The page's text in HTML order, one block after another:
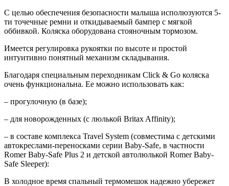
С целью обеспечения безопасности малыша исполюзуются 5-
ти точечные ремни и откидываемый бампер с мягкой
оббивкой. Коляска оборудована стояночным тормозом.
Имеется регулировка рукоятки по высоте и простой
интуитивно понятный механизм складывания.
Благодаря специальным переходникам Click & Go коляска
очень функциональна. Ее можно использовать как:
– прогулочную (в базе);
– для новорожденных (с люлькой Britax Affinity);
– в составе комплекса Travel System (совместима с детскими
автокреслами-переносками серии Baby-Safe, в частности
Romer Baby-Safe Plus 2 и детской автолюлькой Romer Baby-
Safe Sleeper):
В холодное время спальный термомешок надежно убережет